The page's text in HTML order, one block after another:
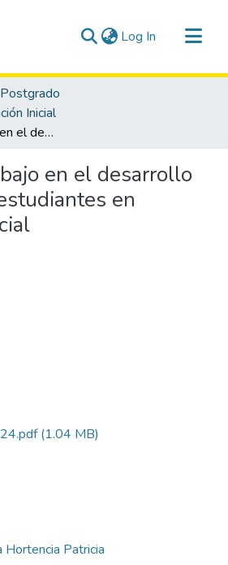
Log In (current)
Inicial
El juego – trabajo en el desarrollo cognitivo de estudiantes en educación inicial
en el desarrollo
en
(1.04 MB)
Hortencia Patricia